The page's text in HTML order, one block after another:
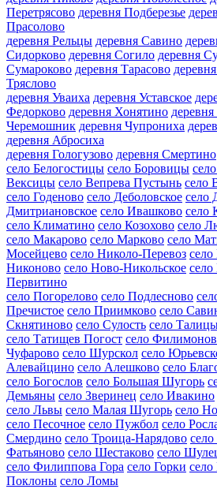
Перетрясово деревня Подберезье
Прасолово
деревня Рельцы деревня Савино
Сидорково деревня Согило деревня
Сумароково деревня Тарасово
Тряслово
деревня Уваиха деревня Уставское
Федорково деревня Хонятино
Черемошник деревня Чупрониха
деревня Абросиха
деревня Гологузово деревня Смертино
село Белогостицы село Боровицы
Вексицы село Вепрева Пустынь село
село Годеново село Деболовское село
Дмитриановское село Ивашково село
село Климатино село Козохово село
село Макарово село Марково село
Мосейцево село Николо-Перевоз село
Никоново село Ново-Никольское село
Первитино
село Погорелово село Подлесново
Пречистое село Приимково село
Скнятиново село Сулость село
село Татищев Погост село
Чуфарово село Шурскол село
Алевайцино село Алешково село
село Богослов село Большая Шугорь
Демьяны село Зверинец село Ивакино
село Львы село Малая Шугорь село
село Песочное село Пужбол село
Смердино село Троица-Нарядово
Фатьяново село Шестаково село
село Филиппова Гора село Горки село
Поклоны село Ломы